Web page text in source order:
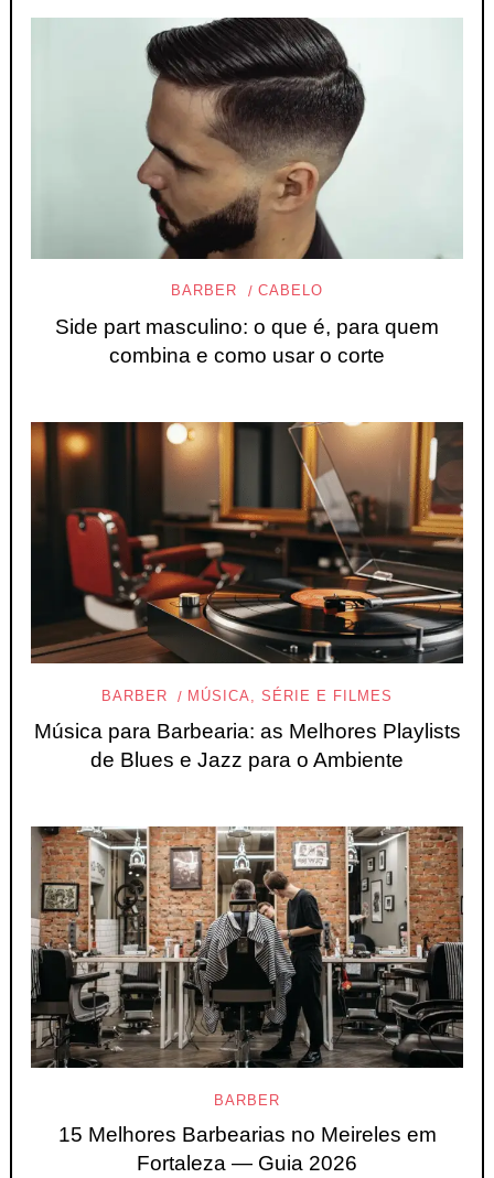
BARBER CABELO
Side part masculino: o que é, para quem
combina e como usar o corte
BARBER MÚSICA, SÉRIE E FILMES
Música para Barbearia: as Melhores Playlists
de Blues e Jazz para o Ambiente
BARBER
15 Melhores Barbearias no Meireles em
Fortaleza — Guia 2026